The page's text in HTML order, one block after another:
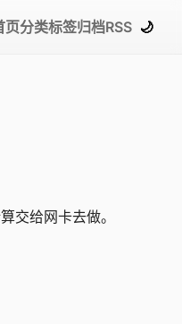
页分类标签归档RSS 🌙
交给网卡去做。